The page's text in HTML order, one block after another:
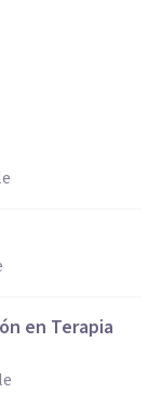
en Terapia